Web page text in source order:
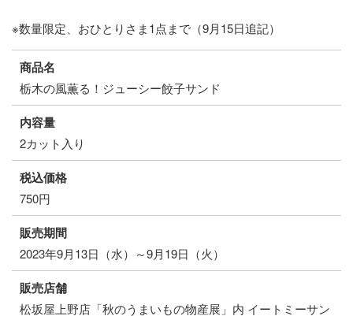
※数量限定、おひとりさま1点まで（9月15日追記）
商品名
栃木の風薫る！ジューシー餃子サンド
内容量
2カット入り
税込価格
750円
販売期間
2023年9月13日（水）～9月19日（火）
販売店舗
松坂屋上野店「秋のうまいもの物産展」内 イートミーサン